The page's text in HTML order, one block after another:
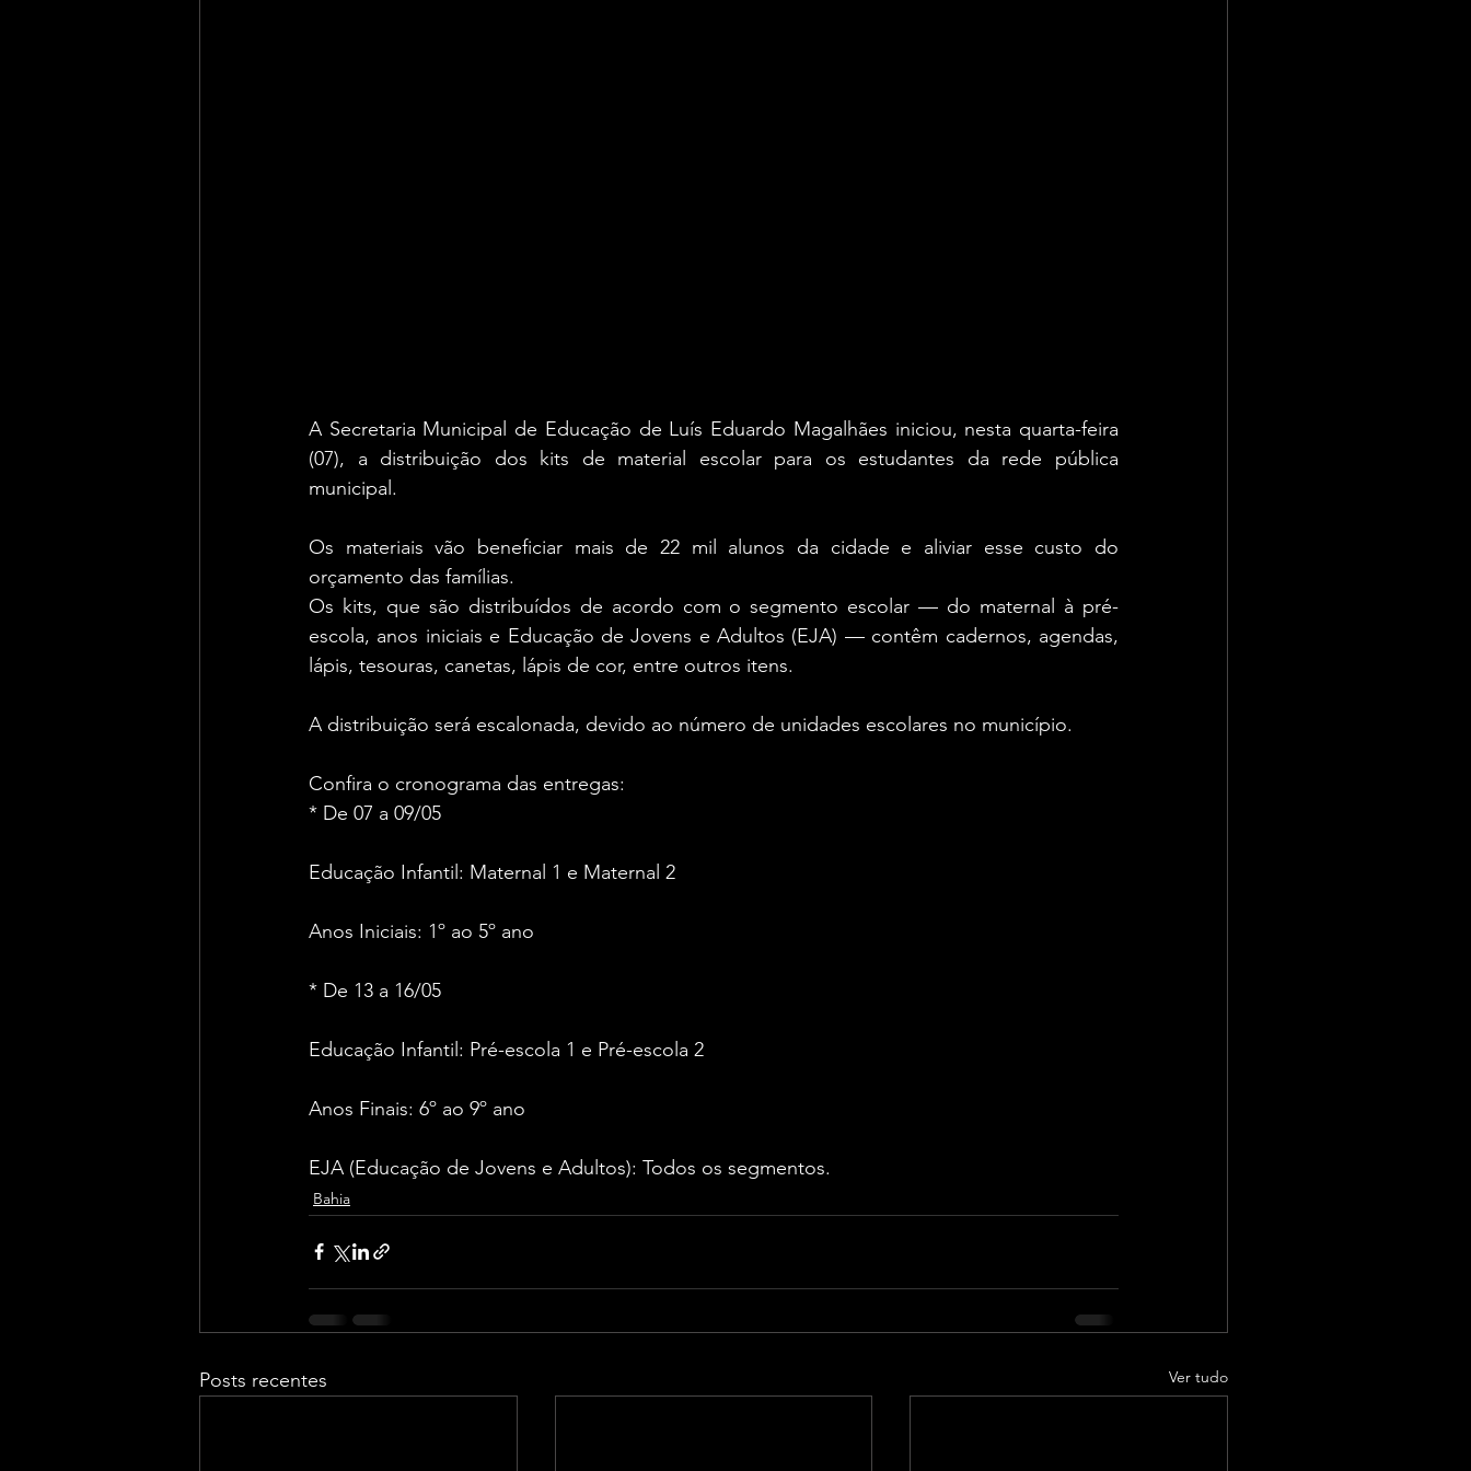
A Secretaria Municipal de Educação de Luís Eduardo Magalhães iniciou, nesta quarta-feira
(07), a distribuição dos kits de material escolar para os estudantes da rede pública
municipal.
Os materiais vão beneficiar mais de 22 mil alunos da cidade e aliviar esse custo do
orçamento das famílias.
Os kits, que são distribuídos de acordo com o segmento escolar — do maternal à pré-
escola, anos iniciais e Educação de Jovens e Adultos (EJA) — contêm cadernos, agendas,
lápis, tesouras, canetas, lápis de cor, entre outros itens.
A distribuição será escalonada, devido ao número de unidades escolares no município.
Confira o cronograma das entregas:
* De 07 a 09/05
Educação Infantil: Maternal 1 e Maternal 2
Anos Iniciais: 1º ao 5º ano
* De 13 a 16/05
Educação Infantil: Pré-escola 1 e Pré-escola 2
Anos Finais: 6º ao 9º ano
EJA (Educação de Jovens e Adultos): Todos os segmentos.
Bahia
Posts recentes Ver tudo